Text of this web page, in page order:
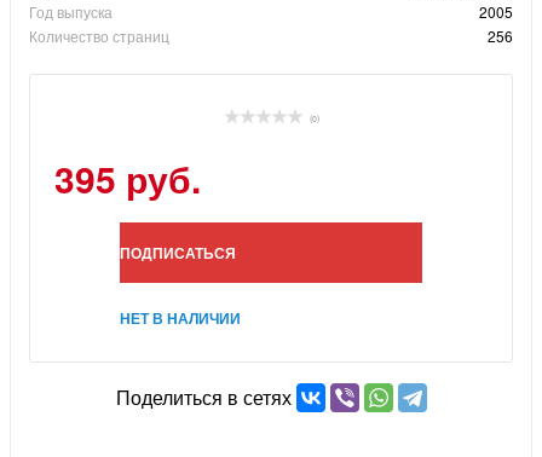
Год выпуска
2005
Количество страниц
256
(0)
395 руб.
ПОДПИСАТЬСЯ
НЕТ В НАЛИЧИИ
Поделиться в сетях